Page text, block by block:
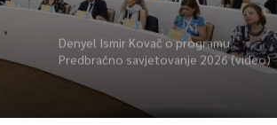
Denyel Ismir Kovač o programu
Predbračno savjetovanje 2026 (video)